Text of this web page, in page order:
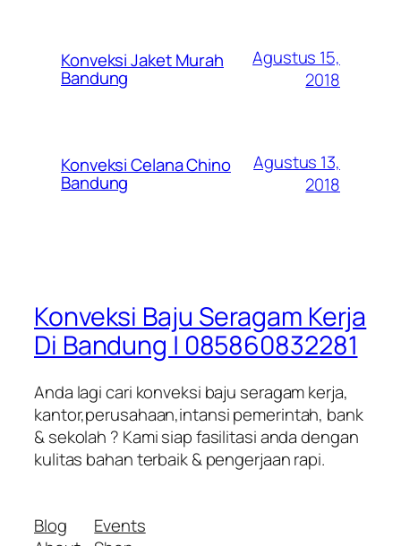
Konveksi Jaket Murah
Bandung
Agustus 15,
2018
Konveksi Celana Chino
Bandung
Agustus 13,
2018
Konveksi Baju Seragam Kerja
Di Bandung | 085860832281
Anda lagi cari konveksi baju seragam kerja,
kantor,perusahaan,intansi pemerintah, bank
& sekolah ? Kami siap fasilitasi anda dengan
kulitas bahan terbaik & pengerjaan rapi.
Blog
Events